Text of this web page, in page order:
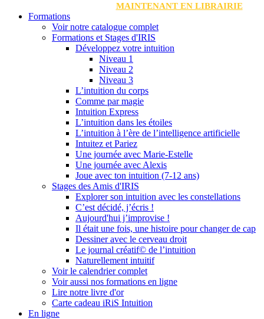
MAINTENANT EN LIBRAIRIE
Formations
Voir notre catalogue complet
Formations et Stages d'IRIS
Développez votre intuition
Niveau 1
Niveau 2
Niveau 3
L’intuition du corps
Comme par magie
Intuition Express
L’intuition dans les étoiles
L’intuition à l’ère de l’intelligence artificielle
Intuitez et Pariez
Une journée avec Marie-Estelle
Une journée avec Alexis
Joue avec ton intuition (7-12 ans)
Stages des Amis d'IRIS
Explorer son intuition avec les constellations
C’est décidé, j’écris !
Aujourd'hui j’improvise !
Il était une fois, une histoire pour changer de cap
Dessiner avec le cerveau droit
Le journal créatif© de l’intuition
Naturellement intuitif
Voir le calendrier complet
Voir aussi nos formations en ligne
Lire notre livre d'or
Carte cadeau iRiS Intuition
En ligne